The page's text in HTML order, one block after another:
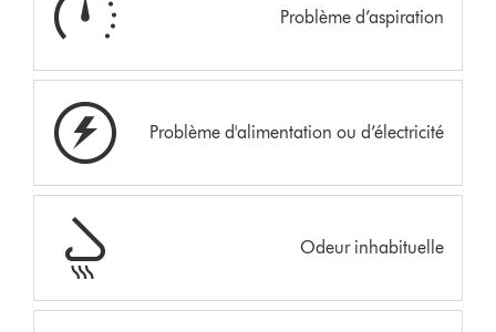
Problème d’aspiration
Problème d'alimentation ou d’électricité
Odeur inhabituelle